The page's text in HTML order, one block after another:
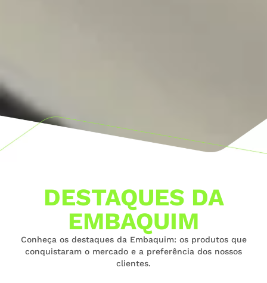
DESTAQUES DA
EMBAQUIM
Conheça os destaques da Embaquim: os produtos que
conquistaram o mercado e a preferência dos nossos
clientes.